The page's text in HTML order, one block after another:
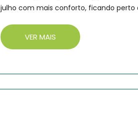
julho com mais conforto, ficando perto
VER MAIS